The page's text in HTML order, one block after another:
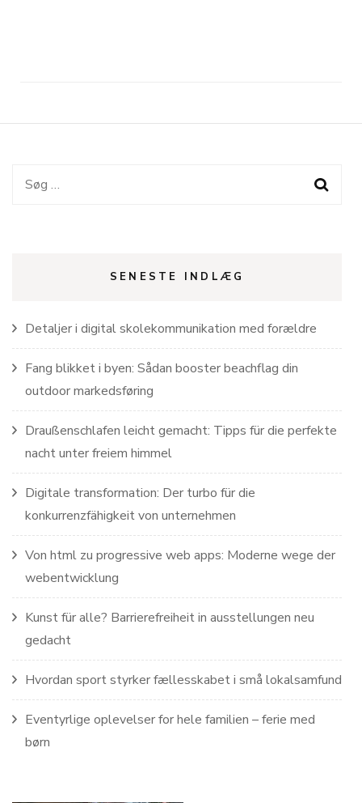
Søg
SENESTE INDLÆG
Detaljer i digital skolekommunikation med forældre
Fang blikket i byen: Sådan booster beachflag din
outdoor markedsføring
Draußenschlafen leicht gemacht: Tipps für die perfekte
nacht unter freiem himmel
Digitale transformation: Der turbo für die
konkurrenzfähigkeit von unternehmen
Von html zu progressive web apps: Moderne wege der
webentwicklung
Kunst für alle? Barrierefreiheit in ausstellungen neu
gedacht
Hvordan sport styrker fællesskabet i små lokalsamfund
Eventyrlige oplevelser for hele familien – ferie med
børn